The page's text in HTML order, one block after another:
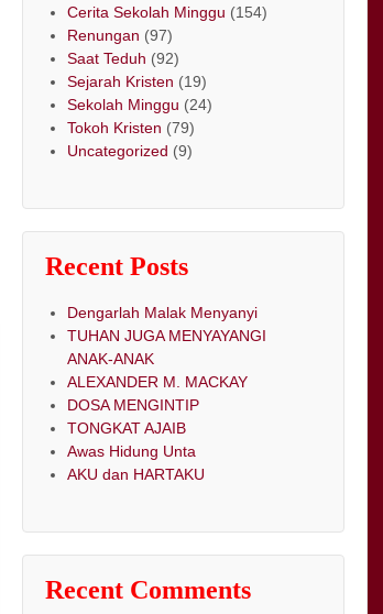
Cerita Sekolah Minggu (154)
Renungan (97)
Saat Teduh (92)
Sejarah Kristen (19)
Sekolah Minggu (24)
Tokoh Kristen (79)
Uncategorized (9)
Recent Posts
Dengarlah Malak Menyanyi
TUHAN JUGA MENYAYANGI
ANAK-ANAK
ALEXANDER M. MACKAY
DOSA MENGINTIP
TONGKAT AJAIB
Awas Hidung Unta
AKU dan HARTAKU
Recent Comments